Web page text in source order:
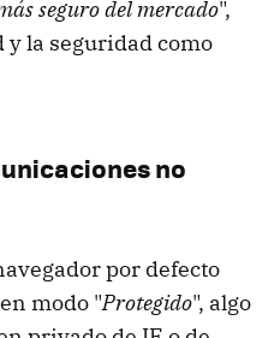
seguro del mercado",
y la seguridad como
no
por defecto
modo "Protegido", algo